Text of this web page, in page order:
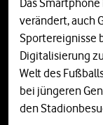
Das
verändert, auch
Sportereignisse
Digitalisierung
Welt des
bei jüngeren
den